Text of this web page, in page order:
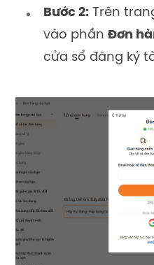
Bước 2: Trên
vào phần Đơn
cửa sổ đăng ký